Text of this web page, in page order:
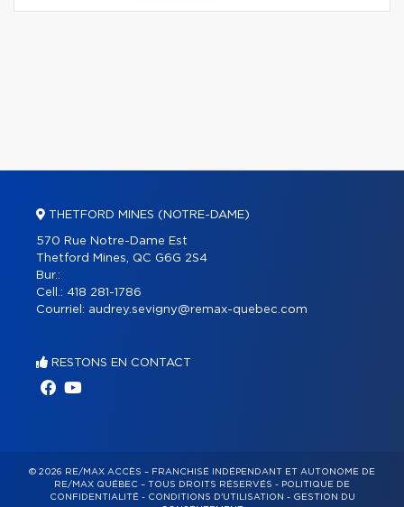
THETFORD MINES (NOTRE-DAME)
570 Rue Notre-Dame Est
Thetford Mines, QC G6G 2S4
Bur.:
Cell.: 418 281-1786
Courriel: audrey.sevigny@remax-quebec.com
RESTONS EN CONTACT
© 2026 RE/MAX ACCÈS – FRANCHISÉ INDÉPENDANT ET AUTONOME DE
RE/MAX QUÉBEC – TOUS DROITS RÉSERVÉS - POLITIQUE DE
CONFIDENTIALITÉ- CONDITIONS D'UTILISATION - GESTION DU